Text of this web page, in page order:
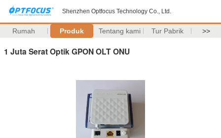
Shenzhen Optfocus Technology Co., Ltd.
Rumah Produk Tentang kami Tur Pabrik >>
1 Juta Serat Optik GPON OLT ONU